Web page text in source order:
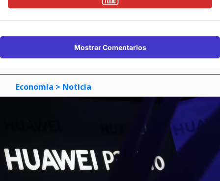
Mostrar Comentarios
Economía > Noticia